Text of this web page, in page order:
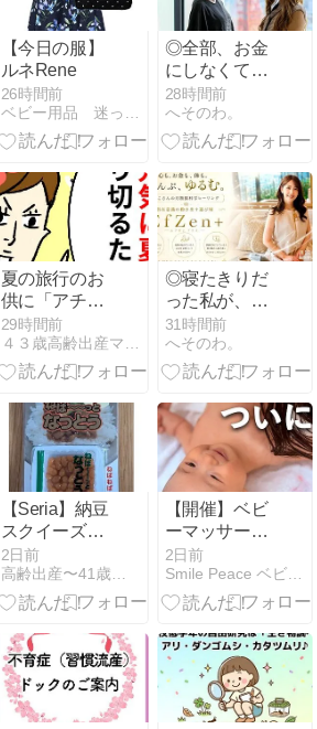
【今日の服】
ルネRene
26時間前
◎全部、お金
にしなくてい
いよ。
28時間前
へそのわ。
夏の旅行のお
供に「アチア
チ滝汗セッ
ト」を！
29時間前
◎寝たきりだ
った私が、月
商1200万円に
なるまで。
31時間前
へそのわ。
【Seria】納豆
スクイーズと
ウォーターシ
ール
2日前
【開催】ベビ
ーマッサージ
で断乳成功?!
2日前
Smile Peace ベビーマッサージ教室